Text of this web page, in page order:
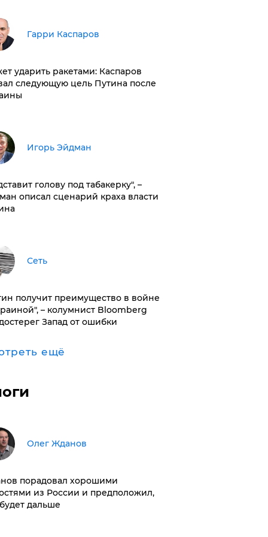
Гарри Каспаров
ударить ракетами: Каспаров
следующую цель Путина после
Игорь Эйдман
голову под табакерку", –
описал сценарий краха власти
Сеть
получит преимущество в войне
– колумнист Bloomberg
Запад от ошибки
ещё
Олег Жданов
порадовал хорошими
из России и предположил,
дальше